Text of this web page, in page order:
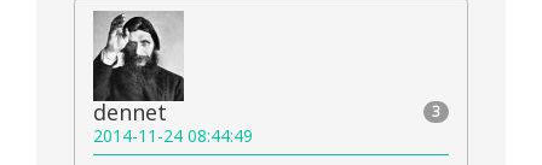
3
dennet
2014-11-24 08:44:49